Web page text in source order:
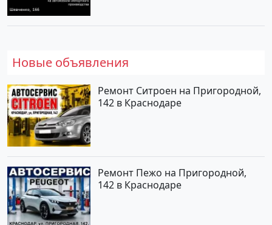
Новые объявления
Ремонт Ситроен на Пригородной,
142 в Краснодаре
Ремонт Пежо на Пригородной,
142 в Краснодаре